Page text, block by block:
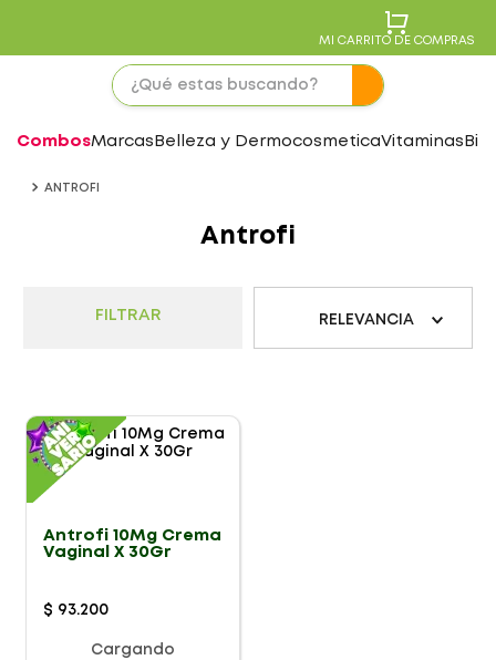
MI CARRITO DE COMPRAS
CombosMarcas Belleza y DermocosmeticaVitaminas
ANTROFI
Antrofi
FILTRAR RELEVANCIA
Antrofi 10Mg Crema
Vaginal X 30Gr
$ 93.200
Cargando